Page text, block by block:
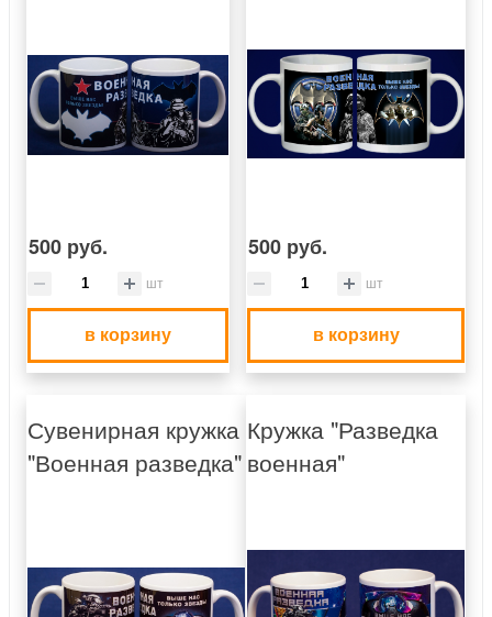
500 руб.
шт
в корзину
500 руб.
шт
в корзину
Сувенирная кружка
"Военная разведка"
Кружка "Разведка
военная"